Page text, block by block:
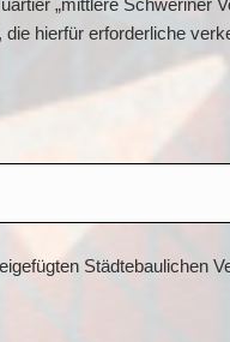
„mittlere Schweriner
hierfür erforderliche
Städtebaulichen